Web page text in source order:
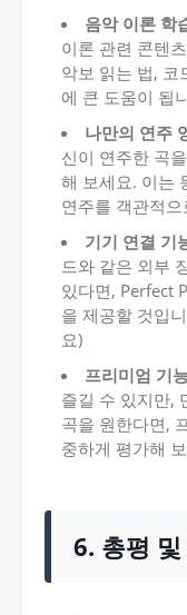
음악 이론 학
이론 관련 콘텐
악보 읽는 법, 코
에 큰 도움이 됩
나만의 연주
신이 연주한 곡
해 보세요. 이는
연주를 객관적
기기 연결 기
드와 같은 외부
있다면, Perfect
을 제공할 것입
요)
프리미엄 기
즐길 수 있지만,
곡을 원한다면,
중하게 평가해
6. 총평